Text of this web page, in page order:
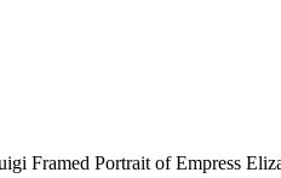
Framed Portrait of Empress